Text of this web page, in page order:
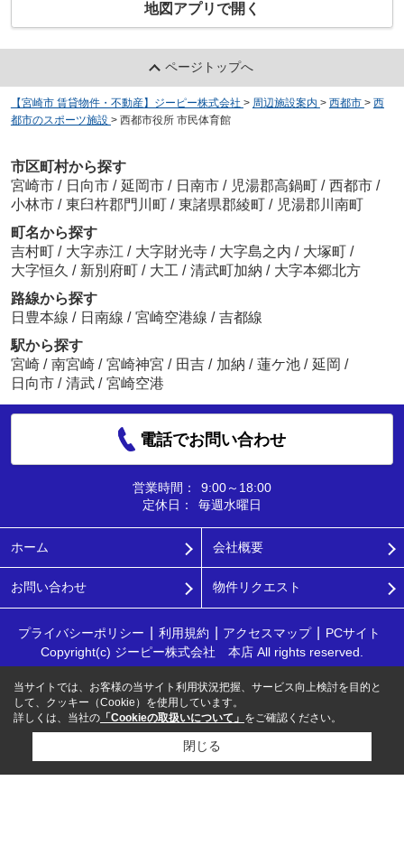
地図アプリで開く
ページトップへ
【宮崎市 賃貸物件・不動産】ジーピー株式会社 > 周辺施設案内 > 西都市 > 西
都市のスポーツ施設 > 西都市役所 市民体育館
市区町村から探す
宮崎市 / 日向市 / 延岡市 / 日南市 / 児湯郡高鍋町 / 西都市 /
小林市 / 東臼杵郡門川町 / 東諸県郡綾町 / 児湯郡川南町
町名から探す
吉村町 / 大字赤江 / 大字財光寺 / 大字島之内 / 大塚町 /
大字恒久 / 新別府町 / 大工 / 清武町加納 / 大字本郷北方
路線から探す
日豊本線 / 日南線 / 宮崎空港線 / 吉都線
駅から探す
宮崎 / 南宮崎 / 宮崎神宮 / 田吉 / 加納 / 蓮ケ池 / 延岡 /
日向市 / 清武 / 宮崎空港
電話でお問い合わせ
営業時間：
9:00～18:00
定休日：
毎週水曜日
ホーム 会社概要
お問い合わせ 物件リクエスト
プライバシーポリシー 利用規約 アクセスマップ
PCサイト
Copyright(c) ジーピー株式会社 本店 All rights reserved.
当サイトでは、お客様の当サイト利用状況把握、サービス向上検討を目的と
して、クッキー（Cookie）を使用しています。
詳しくは、当社の 「Cookieの取扱いについて」 をご確認ください。
閉じる